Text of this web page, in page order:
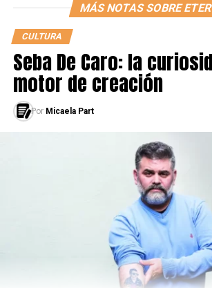
LEÉ TAMBIÉN
Un lugar donde no existe el “No se
MÁS NOTAS SOBRE
CULTURA
Seba De Caro: la
motor de creación
Por Micaela Part